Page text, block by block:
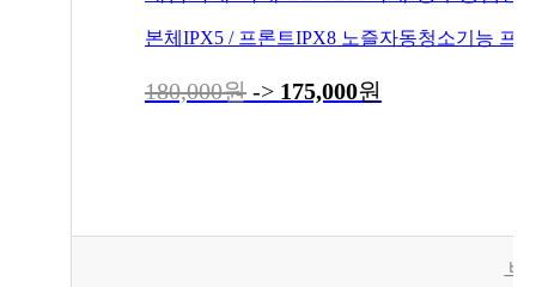
180,000원-> 175,000원
바